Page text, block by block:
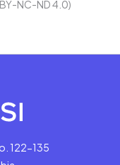
NC-ND 4.0)
122-135